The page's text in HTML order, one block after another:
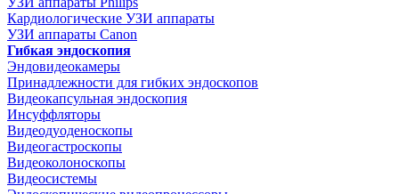
Кардиологические УЗИ аппараты
УЗИ аппараты Canon
Гибкая эндоскопия
Эндовидеокамеры
Принадлежности для гибких эндоскопов
Видеокапсульная эндоскопия
Инсуффляторы
Видеодуоденоскопы
Видеогастроскопы
Видеоколоноскопы
Видеосистемы